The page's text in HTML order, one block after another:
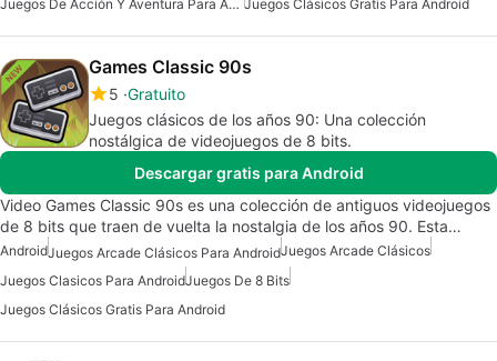
Juegos De Acción Y Aventura Para Android Juegos Clásicos Gratis Para Android
Games Classic 90s
5 Gratuito
Juegos clásicos de los años 90: Una colección
nostálgica de videojuegos de 8 bits.
Descargar gratis para Android
Video Games Classic 90s es una colección de antiguos videojuegos
de 8 bits que traen de vuelta la nostalgia de los años 90. Esta…
AndroidJuegos Arcade Clásicos Para AndroidJuegos Arcade Clásicos
Juegos Clasicos Para AndroidJuegos De 8 Bits
Juegos Clásicos Gratis Para Android